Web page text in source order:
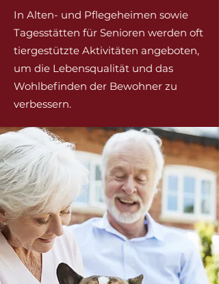
In Alten- und Pflegeheimen sowie
Tagesstätten für Senioren werden oft
tiergestützte Aktivitäten angeboten,
um die Lebensqualität und das
Wohlbefinden der Bewohner zu
verbessern.